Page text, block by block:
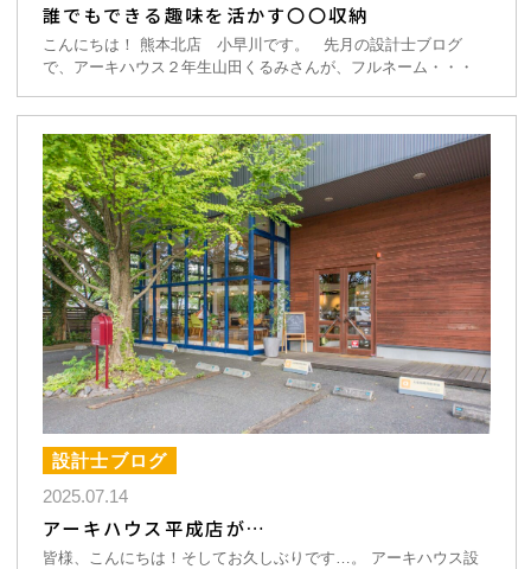
誰でもできる趣味を活かす〇〇収納
こんにちは！ 熊本北店 小早川です。 先月の設計士ブログ
で、アーキハウス２年生山田くるみさんが、フルネーム・・・
設計士ブログ
2025.07.14
アーキハウス平成店が…
皆様、こんにちは！そしてお久しぶりです…。 アーキハウス設